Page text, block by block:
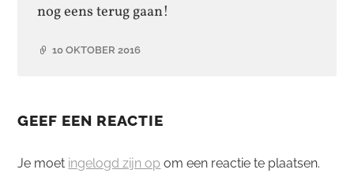
nog eens terug gaan!
10 OKTOBER 2016
GEEF EEN REACTIE
Je moet ingelogd zijn op om een reactie te plaatsen.